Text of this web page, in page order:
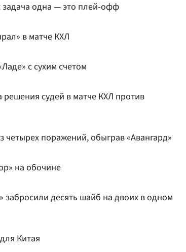
задача одна — это плей-офф
в матче КХЛ
с сухим счетом
решения судей в матче КХЛ против
четырех поражений, обыграв «Авангард»
на обочине
забросили десять шайб на двоих в одном
Китая